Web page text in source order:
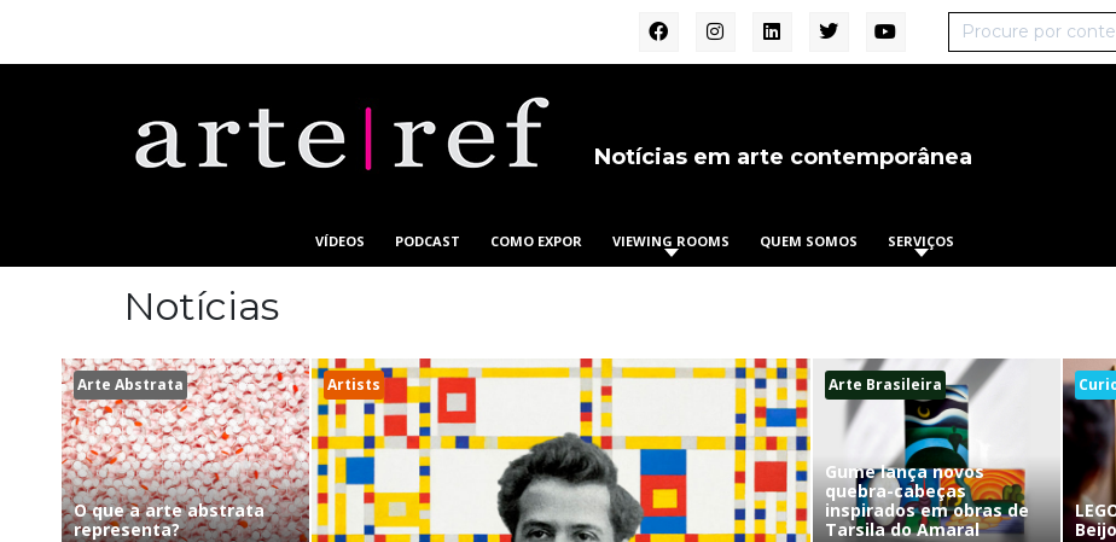
Notícias em arte contemporânea
VÍDEOS PODCAST COMO EXPOR VIEWING ROOMS QUEM SOMOS SERVIÇOS
Notícias
Arte Abstrata
O que a arte abstrata
representa?
Artists Arte Brasileira
Gume lança novos
quebra-cabeças
inspirados em obras de
Tarsila do Amaral